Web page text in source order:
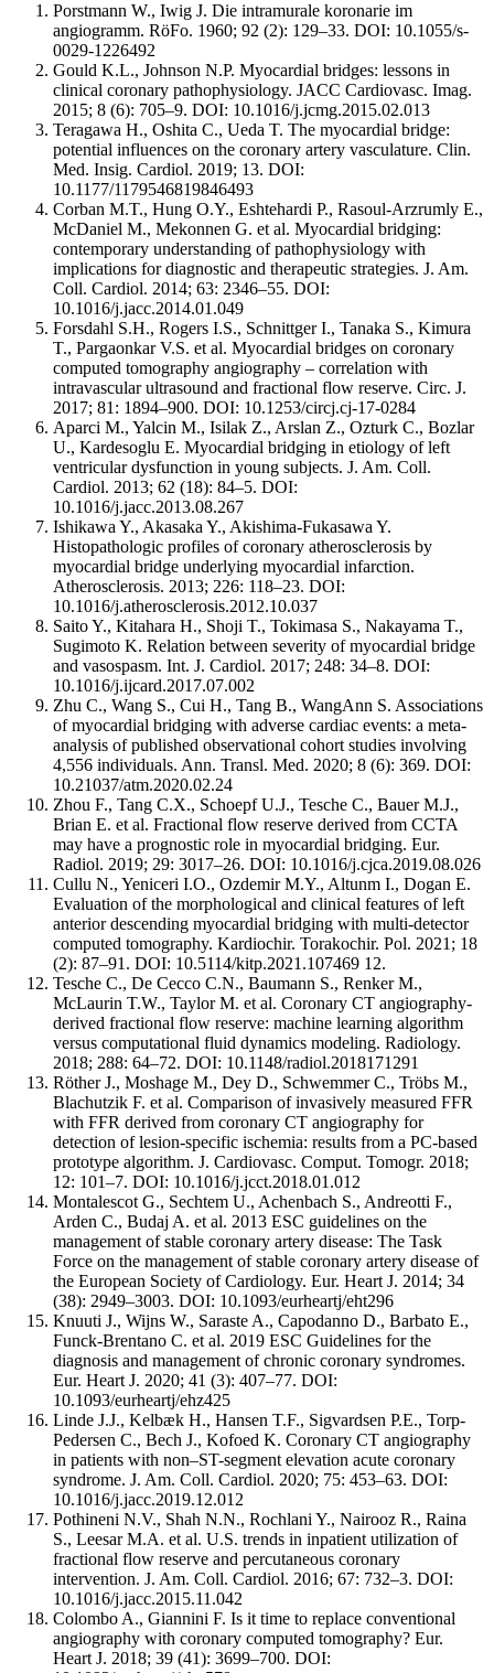
Porstmann W., Iwig J. Die intramurale koronarie im
angiogramm. RöFo. 1960; 92 (2): 129–33. DOI: 10.1055/s-
0029-1226492
Gould K.L., Johnson N.P. Myocardial bridges: lessons in
clinical coronary pathophysiology. JACC Cardiovasc. Imag.
2015; 8 (6): 705–9. DOI: 10.1016/j.jcmg.2015.02.013
Teragawa H., Oshita C., Ueda T. The myocardial bridge:
potential influences on the coronary artery vasculature. Clin.
Med. Insig. Cardiol. 2019; 13. DOI:
10.1177/1179546819846493
Corban M.T., Hung O.Y., Eshtehardi P., Rasoul-Arzrumly E.,
McDaniel M., Mekonnen G. et al. Myocardial bridging:
contemporary understanding of pathophysiology with
implications for diagnostic and therapeutic strategies. J. Am.
Coll. Cardiol. 2014; 63: 2346–55. DOI:
10.1016/j.jacc.2014.01.049
Forsdahl S.H., Rogers I.S., Schnittger I., Tanaka S., Kimura
T., Pargaonkar V.S. et al. Myocardial bridges on coronary
computed tomography angiography – correlation with
intravascular ultrasound and fractional flow reserve. Circ. J.
2017; 81: 1894–900. DOI: 10.1253/circj.cj-17-0284
Aparci M., Yalcin M., Isilak Z., Arslan Z., Ozturk C., Bozlar
U., Kardesoglu E. Myocardial bridging in etiology of left
ventricular dysfunction in young subjects. J. Am. Coll.
Cardiol. 2013; 62 (18): 84–5. DOI:
10.1016/j.jacc.2013.08.267
Ishikawa Y., Akasaka Y., Akishima-Fukasawa Y.
Histopathologic profiles of coronary atherosclerosis by
myocardial bridge underlying myocardial infarction.
Atherosclerosis. 2013; 226: 118–23. DOI:
10.1016/j.atherosclerosis.2012.10.037
Saito Y., Kitahara H., Shoji T., Tokimasa S., Nakayama T.,
Sugimoto K. Relation between severity of myocardial bridge
and vasospasm. Int. J. Cardiol. 2017; 248: 34–8. DOI:
10.1016/j.ijcard.2017.07.002
Zhu С., Wang S., Cui H., Tang B., WangAnn S. Associations
of myocardial bridging with adverse cardiac events: a meta-
analysis of published observational cohort studies involving
4,556 individuals. Ann. Transl. Med. 2020; 8 (6): 369. DOI:
10.21037/atm.2020.02.24
Zhou F., Tang C.X., Schoepf U.J., Tesche C., Bauer M.J.,
Brian E. et al. Fractional flow reserve derived from CCTA
may have a prognostic role in myocardial bridging. Eur.
Radiol. 2019; 29: 3017–26. DOI: 10.1016/j.cjca.2019.08.026
Cullu N., Yeniceri I.O., Ozdemir M.Y., Altunm I., Dogan E.
Evaluation of the morphological and clinical features of left
anterior descending myocardial bridging with multi-detector
computed tomography. Kardiochir. Torakochir. Pol. 2021; 18
(2): 87–91. DOI: 10.5114/kitp.2021.107469 12.
Tesche C., De Cecco C.N., Baumann S., Renker M.,
McLaurin T.W., Taylor M. et al. Coronary CT angiography-
derived fractional flow reserve: machine learning algorithm
versus computational fluid dynamics modeling. Radiology.
2018; 288: 64–72. DOI: 10.1148/radiol.2018171291
Röther J., Moshage M., Dey D., Schwemmer C., Tröbs M.,
Blachutzik F. et al. Comparison of invasively measured FFR
with FFR derived from coronary CT angiography for
detection of lesion-specific ischemia: results from a PC-based
prototype algorithm. J. Cardiovasc. Comput. Tomogr. 2018;
12: 101–7. DOI: 10.1016/j.jcct.2018.01.012
Montalescot G., Sechtem U., Achenbach S., Andreotti F.,
Arden C., Budaj A. et al. 2013 ESC guidelines on the
management of stable coronary artery disease: The Task
Force on the management of stable coronary artery disease of
the European Society of Cardiology. Eur. Heart J. 2014; 34
(38): 2949–3003. DOI: 10.1093/eurheartj/eht296
Knuuti J., Wijns W., Saraste A., Capodanno D., Barbato E.,
Funck-Brentano C. et al. 2019 ESC Guidelines for the
diagnosis and management of chronic coronary syndromes.
Eur. Heart J. 2020; 41 (3): 407–77. DOI:
10.1093/eurheartj/ehz425
Linde J.J., Kelbæk H., Hansen T.F., Sigvardsen P.E., Torp-
Pedersen C., Bech J., Kofoed K. Coronary CT angiography
in patients with non–ST-segment elevation acute coronary
syndrome. J. Am. Coll. Cardiol. 2020; 75: 453–63. DOI:
10.1016/j.jacc.2019.12.012
Pothineni N.V., Shah N.N., Rochlani Y., Nairooz R., Raina
S., Leesar M.A. et al. U.S. trends in inpatient utilization of
fractional flow reserve and percutaneous coronary
intervention. J. Am. Coll. Cardiol. 2016; 67: 732–3. DOI:
10.1016/j.jacc.2015.11.042
Colombo A., Giannini F. Is it time to replace conventional
angiography with coronary computed tomography? Eur.
Heart J. 2018; 39 (41): 3699–700. DOI: